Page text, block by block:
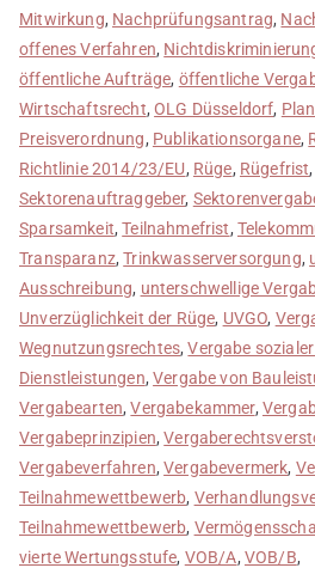
Mitwirkung, Nachprüfungsantrag,
offenes Verfahren,
öffentliche Aufträge, öffentliche
Wirtschaftsrecht,OLG Düsseldorf,
Preisverordnung, Publikationsorgane,
Richtlinie 2014/23/EU, Rüge, Rügefrist,
Sektorenauftraggeber,
Sparsamkeit,Teilnahmefrist,
Transparanz,Trinkwasserversorgung,
Ausschreibung, unterschwellige
Unverzüglichkeit der Rüge, UVGO,
Wegnutzungsrechtes,Vergabe
Dienstleistungen,Vergabe von
Vergabearten,Vergabekammer,
Vergabeprinzipien,
Vergabeverfahren,Vergabevermerk,
Teilnahmewettbewerb,
Teilnahmewettbewerb,
vierte Wertungsstufe, VOB/A, VOB/B,